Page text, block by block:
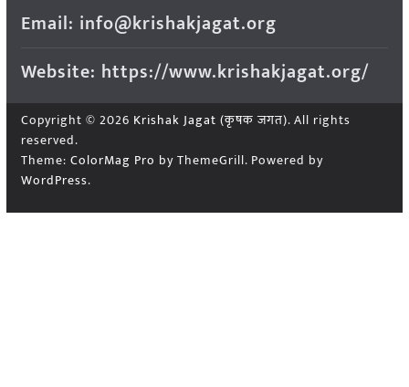
Email: info@krishakjagat.org
Website: https://www.krishakjagat.org/
Copyright © 2026 Krishak Jagat (कृषक जगत). All rights
reserved.
Theme: ColorMag Pro by ThemeGrill. Powered by
WordPress.